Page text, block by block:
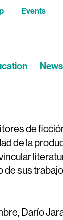
Events
News
de
de la
sus
Darío